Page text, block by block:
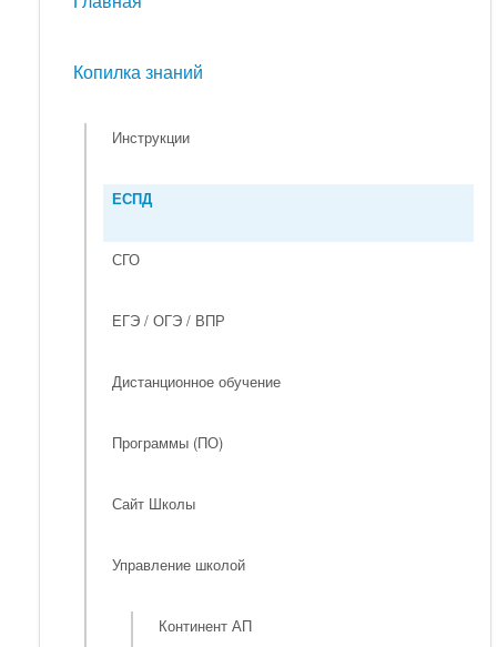
Копилка знаний
Инструкции
ЕСПД
СГО
ЕГЭ / ОГЭ / ВПР
Дистанционное обучение
Программы (ПО)
Сайт Школы
Управление школой
Континент АП